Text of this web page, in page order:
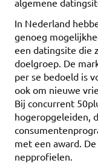
In Nederland
genoeg
een datingsite die
doelgroep. De
per se bedoeld is
ook om nieuwe
Bij concurrent
hogeropgeleiden,
met een award.
nepprofielen.